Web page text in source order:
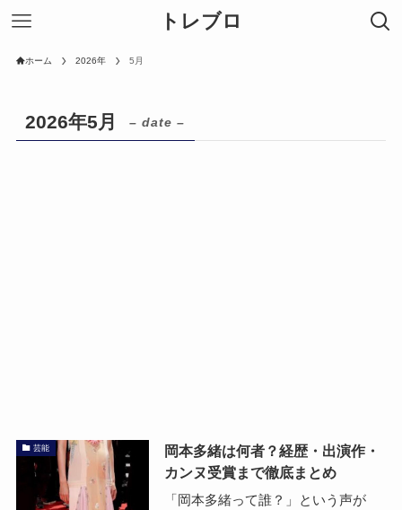
トレブロ
ホーム 2026年 5月
2026年5月 – date –
芸能
岡本多緒は何者？経歴・出演作・
カンヌ受賞まで徹底まとめ
「岡本多緒って誰？」という声が